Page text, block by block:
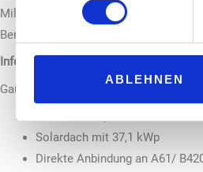
ABLEHNEN
Millionen Euro. Die für E-Mobilität
Bereich Schnellladeinfrastruktur mit
Informationen zu den neuen EnBW-
Gau-Bickelheim (Rheinland-Pfalz)
Solardach mit 37,1 kWp
Direkte Anbindung an A61/